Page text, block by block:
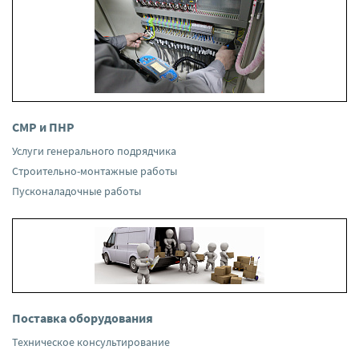
СМР и ПНР
Услуги генерального подрядчика
Строительно-монтажные работы
Пусконаладочные работы
Поставка оборудования
Техническое консультирование